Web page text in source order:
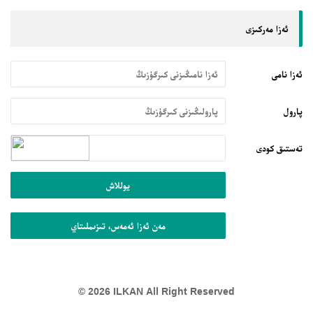
ئەزا مەركىزى
ئەزا نامى
پارول
تەستىق كودى
يوللاش
مەن ئەزا ئەمەس، تىزىملىتاي
© 2026 ILKAN All Right Reserved